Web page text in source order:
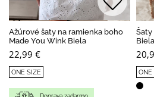
Ažúrové šaty na ramienka boho
Made You Wink Biela
22,99 €
ONE SIZE
Šaty
Biela
ONE